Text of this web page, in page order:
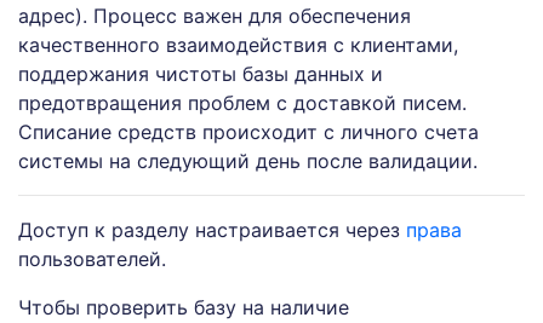
адрес). Процесс важен для обеспечения
качественного взаимодействия с клиентами,
поддержания чистоты базы данных и
предотвращения проблем с доставкой писем.
Списание средств происходит с личного счета
системы на следующий день после валидации.
Доступ к разделу настраивается через права
пользователей.
Чтобы проверить базу на наличие